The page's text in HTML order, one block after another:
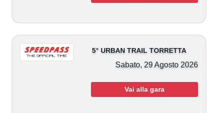
5° URBAN TRAIL TORRETTA
Sabato, 29 Agosto 2026
Vai alla gara